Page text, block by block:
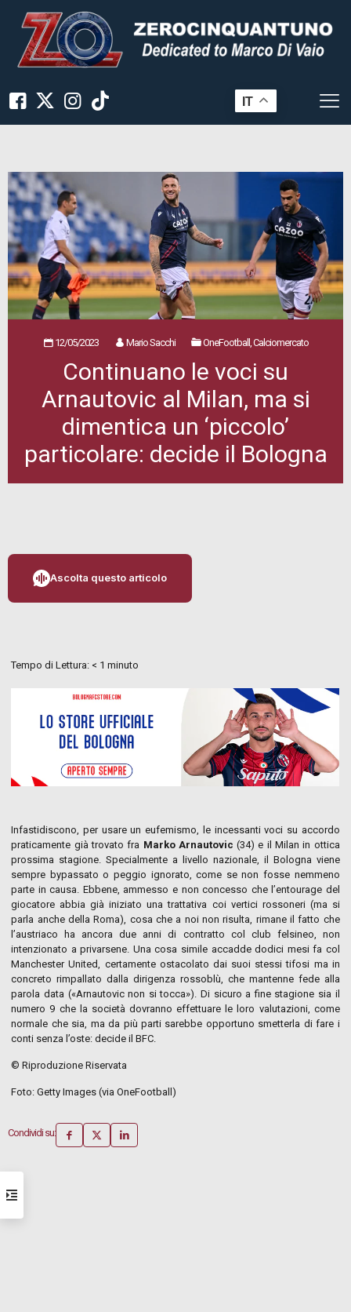
IT
12/05/2023 Mario Sacchi OneFootball, Calciomercato
Continuano le voci su
Arnautovic al Milan, ma si
dimentica un ‘piccolo’
particolare: decide il Bologna
Ascolta questo articolo
Tempo di Lettura: < 1 minuto
Infastidiscono, per usare un eufemismo, le incessanti voci su accordo
praticamente già trovato fra Marko Arnautovic (34) e il Milan in ottica
prossima stagione. Specialmente a livello nazionale, il Bologna viene
sempre bypassato o peggio ignorato, come se non fosse nemmeno
parte in causa. Ebbene, ammesso e non concesso che l’entourage del
giocatore abbia già iniziato una trattativa coi vertici rossoneri (ma si
parla anche della Roma), cosa che a noi non risulta, rimane il fatto che
l’austriaco ha ancora due anni di contratto col club felsineo, non
intenzionato a privarsene. Una cosa simile accadde dodici mesi fa col
Manchester United, certamente ostacolato dai suoi stessi tifosi ma in
concreto rimpallato dalla dirigenza rossoblù, che mantenne fede alla
parola data («Arnautovic non si tocca»). Di sicuro a fine stagione sia il
numero 9 che la società dovranno effettuare le loro valutazioni, come
normale che sia, ma da più parti sarebbe opportuno smetterla di fare i
conti senza l’oste: decide il BFC.
© Riproduzione Riservata
Foto: Getty Images (via OneFootball)
Condividi su: